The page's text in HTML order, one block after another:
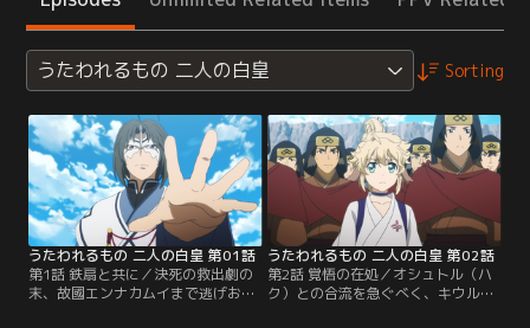
うたわれるもの 二人の白皇 Sorting
うたわれるもの 二人の白皇 第01話
第1話 鉄扇と共に／決死の救出劇の
末、故國エンナカムイまで逃げおお
うたわれるもの 二人の白皇 第02話
第2話 覚悟の在処／オシュトル（ハ
ク）との合流を急ぐべく、キウルは